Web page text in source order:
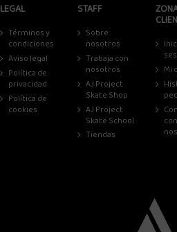
LEGAL
Términos y
condiciones
Aviso legal
Política de
privacidad
Política de
cookies
STAFF
Sobre
nosotros
Trabaja con
nosotros
AJ Project
Skate Shop
AJ Project
Skate School
Tiendas
Mi
con